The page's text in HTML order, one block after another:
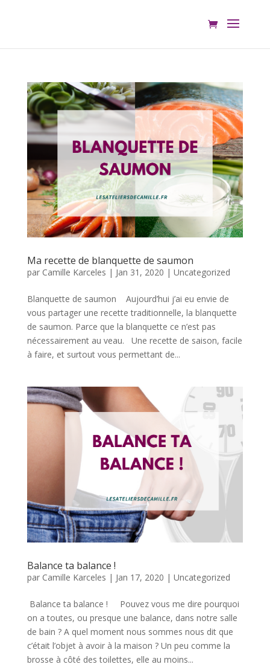
Ma recette de blanquette de saumon
par Camille Karceles | Jan 31, 2020 | Uncategorized
Blanquette de saumon Aujourd’hui j’ai eu envie de
vous partager une recette traditionnelle, la blanquette
de saumon. Parce que la blanquette ce n’est pas
nécessairement au veau. Une recette de saison, facile
à faire, et surtout vous permettant de...
Balance ta balance !
par Camille Karceles | Jan 17, 2020 | Uncategorized
Balance ta balance ! Pouvez vous me dire pourquoi
on a toutes, ou presque une balance, dans notre salle
de bain ? A quel moment nous sommes nous dit que
c’était l’objet à avoir à la maison ? Un peu comme la
brosse à côté des toilettes, elle au moins...